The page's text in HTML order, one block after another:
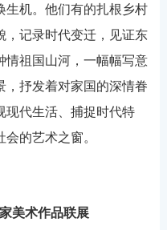
生机。他们有的扎根乡村
，记录时代变迁，见证东
情祖国山河，一幅幅写意
，抒发着对家国的深情眷
现代生活、捕捉时代特
的艺术之窗。
美术作品联展